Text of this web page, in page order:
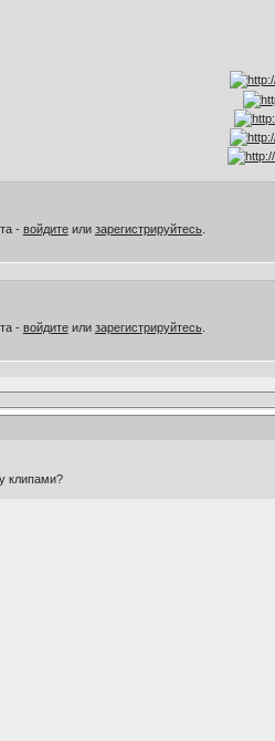
- войдитеили зарегистрируйтесь.
- войдитеили зарегистрируйтесь.
клипами?